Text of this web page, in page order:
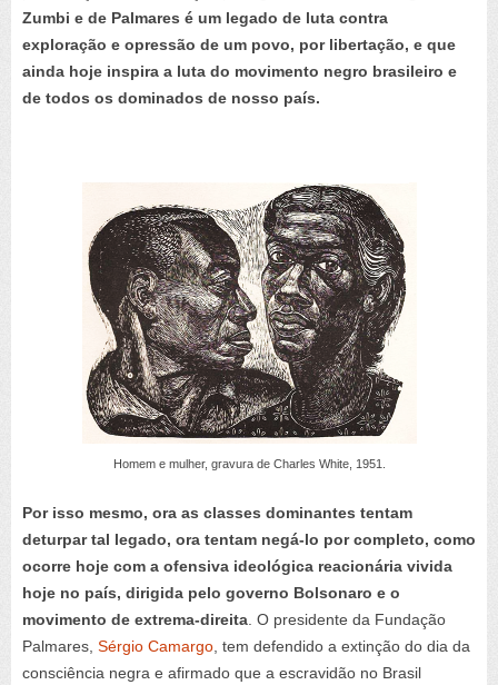
Zumbi e de Palmares é um legado de luta contra
exploração e opressão de um povo, por libertação, e que
ainda hoje inspira a luta do movimento negro brasileiro e
de todos os dominados de nosso país.
Homem e mulher, gravura de Charles White, 1951.
Por isso mesmo, ora as classes dominantes tentam
deturpar tal legado, ora tentam negá-lo por completo, como
ocorre hoje com a ofensiva ideológica reacionária vivida
hoje no país, dirigida pelo governo Bolsonaro e o
movimento de extrema-direita . O presidente da Fundação
Palmares, Sérgio Camargo , tem defendido a extinção do dia da
consciência negra e afirmado que a escravidão no Brasil